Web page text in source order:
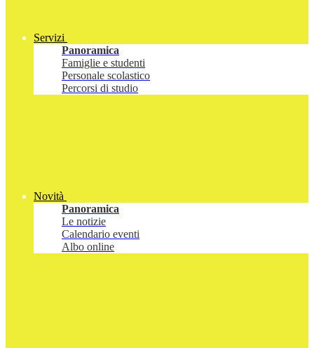
Servizi
Panoramica
Famiglie e studenti
Personale scolastico
Percorsi di studio
Novità
Panoramica
Le notizie
Calendario eventi
Albo online